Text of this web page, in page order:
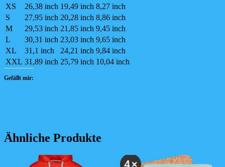
XS
26,38 inch 19,49 inch 8,27 inch
S
27,95 inch 20,28 inch 8,86 inch
M
29,53 inch 21,85 inch 9,45 inch
L
30,31 inch 23,03 inch 9,65 inch
XL
31,1 inch 24,21 inch 9,84 inch
XXL 31,89 inch 25,79 inch 10,04 inch
Gefällt mir:
Ähnliche Produkte